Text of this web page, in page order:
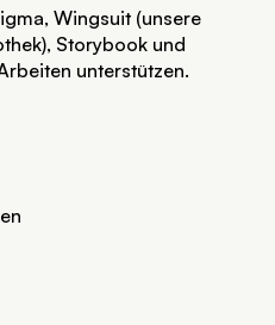
Wingsuit (unsere
Storybook und
unterstützen.